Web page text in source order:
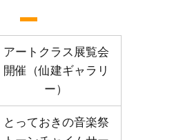
アートクラス展覧会
開催（仙建ギャラリ
ー）
とっておきの音楽祭